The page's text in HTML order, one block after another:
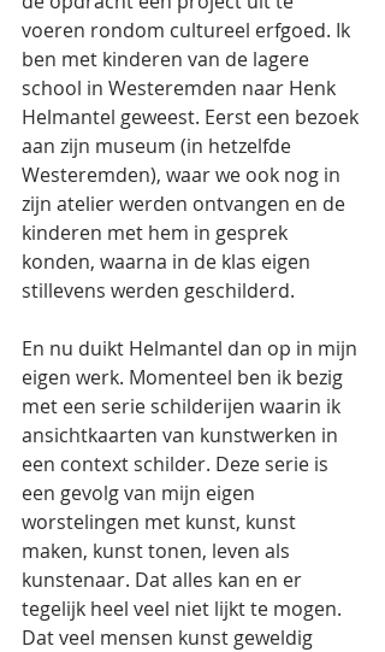
voeren rondom cultureel erfgoed. Ik
ben met kinderen van de lagere
school in Westeremden naar Henk
Helmantel geweest. Eerst een bezoek
aan zijn museum (in hetzelfde
Westeremden), waar we ook nog in
zijn atelier werden ontvangen en de
kinderen met hem in gesprek
konden, waarna in de klas eigen
stillevens werden geschilderd.
En nu duikt Helmantel dan op in mijn
eigen werk. Momenteel ben ik bezig
met een serie schilderijen waarin ik
ansichtkaarten van kunstwerken in
een context schilder. Deze serie is
een gevolg van mijn eigen
worstelingen met kunst, kunst
maken, kunst tonen, leven als
kunstenaar. Dat alles kan en er
tegelijk heel veel niet lijkt te mogen.
Dat veel mensen kunst geweldig